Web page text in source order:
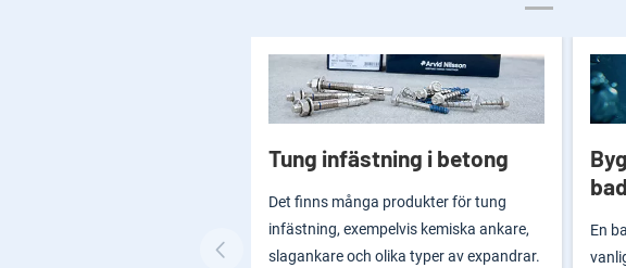
Tung infästning i betong
Det finns många produkter för tung
infästning, exempelvis kemiska ankare,
slagankare och olika typer av expandrar.
En